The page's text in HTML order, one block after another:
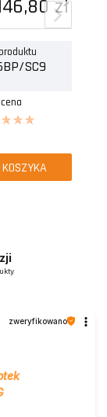
zł
SC9
KOSZYKA
zweryfikowano